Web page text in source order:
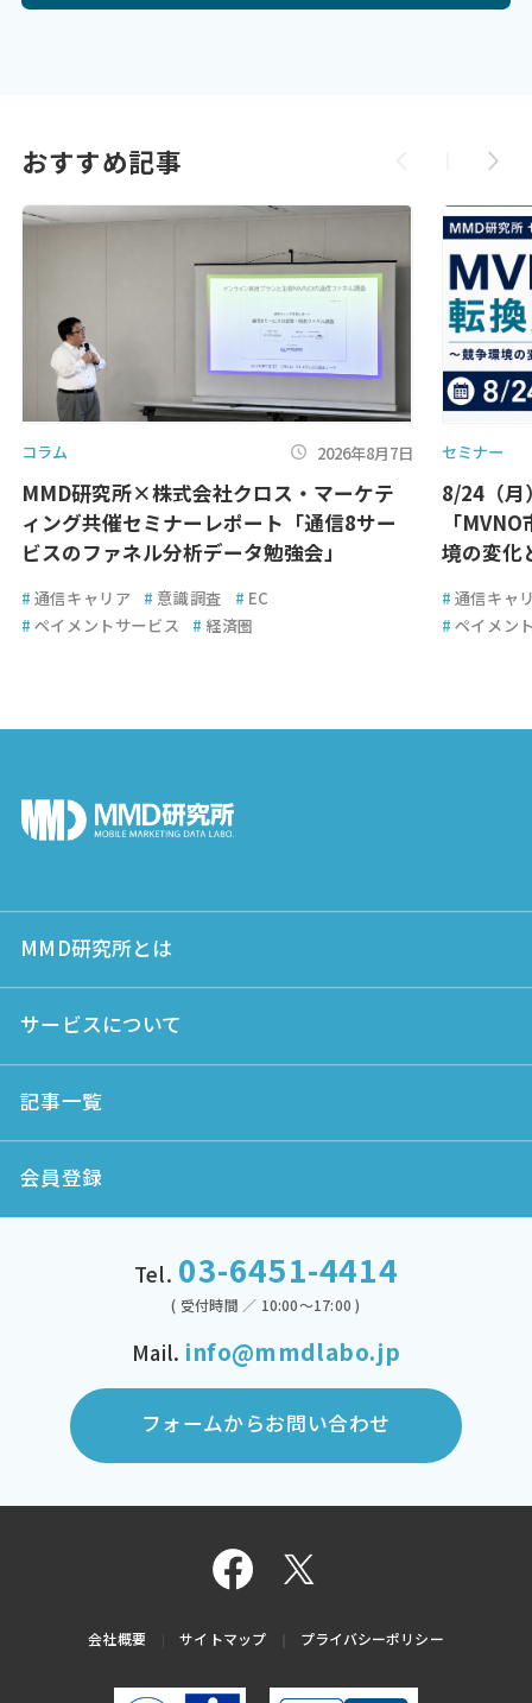
おすすめ記事
コラム 2026年8月7日
MMD研究所×株式会社クロス・マーケテ
ィング共催セミナーレポート「通信8サー
ビスのファネル分析データ勉強会」
# 通信キャリア # 意識調査 # EC
# ペイメントサービス # 経済圏
セミナー
8/24（月
「
境の変化
# 通信キャ
# ペイメン
MMD研究所とは
サービスについて
記事一覧
会員登録
Tel. 03-6451-4414
( 受付時間 ／ 10:00～17:00 )
Mail. info@mmdlabo.jp
フォームからお問い合わせ
会社概要 サイトマップ プライバシーポリシー